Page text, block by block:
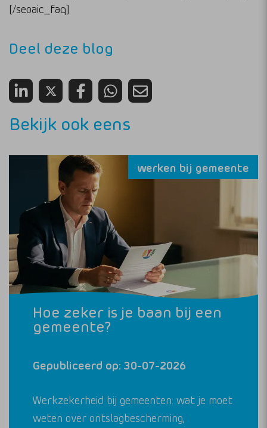
[/seoaic_faq]
Deel deze blog
Bekijk ook eens
werken bij gemeente
Hoe zeker is je baan bij een
gemeente?
Gepubliceerd op: 30-07-2026
Werkzekerheid bij gemeenten: wat je moet
weten over ontslagbescherming,